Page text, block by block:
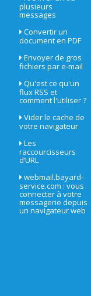
plusieurs
messages
Convertir un
document en PDF
Envoyer de gros
fichiers par e-mail
Qu'est ce qu'un
flux RSS et
comment l'utiliser ?
Vider le cache de
votre navigateur
Les
raccourcisseurs
d’URL
webmail.bayard-
service.com : vous
connecter à votre
messagerie depuis
un navigateur web